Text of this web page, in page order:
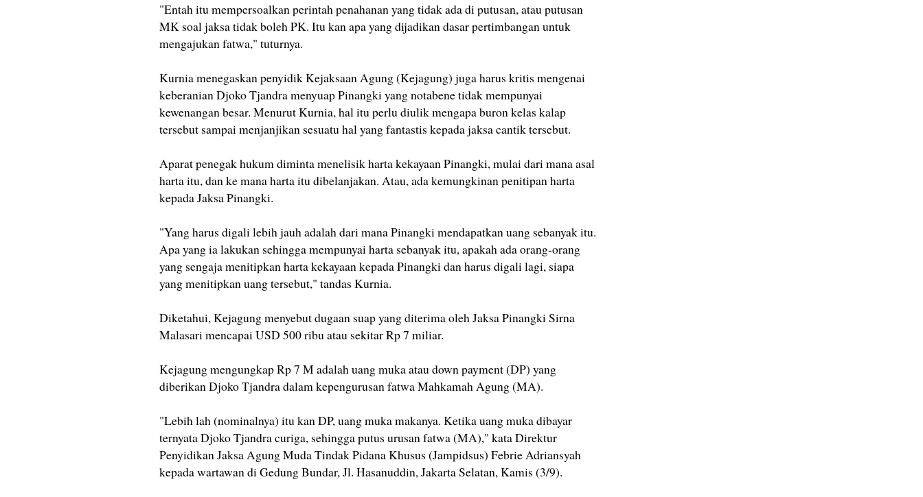
"Entah itu mempersoalkan perintah penahanan yang tidak ada di putusan, atau putusan
MK soal jaksa tidak boleh PK. Itu kan apa yang dijadikan dasar pertimbangan untuk
mengajukan fatwa," tuturnya.
Kurnia menegaskan penyidik Kejaksaan Agung (Kejagung) juga harus kritis mengenai
keberanian Djoko Tjandra menyuap Pinangki yang notabene tidak mempunyai
kewenangan besar. Menurut Kurnia, hal itu perlu diulik mengapa buron kelas kalap
tersebut sampai menjanjikan sesuatu hal yang fantastis kepada jaksa cantik tersebut.
Aparat penegak hukum diminta menelisik harta kekayaan Pinangki, mulai dari mana asal
harta itu, dan ke mana harta itu dibelanjakan. Atau, ada kemungkinan penitipan harta
kepada Jaksa Pinangki.
"Yang harus digali lebih jauh adalah dari mana Pinangki mendapatkan uang sebanyak itu.
Apa yang ia lakukan sehingga mempunyai harta sebanyak itu, apakah ada orang-orang
yang sengaja menitipkan harta kekayaan kepada Pinangki dan harus digali lagi, siapa
yang menitipkan uang tersebut," tandas Kurnia.
Diketahui, Kejagung menyebut dugaan suap yang diterima oleh Jaksa Pinangki Sirna
Malasari mencapai USD 500 ribu atau sekitar Rp 7 miliar.
Kejagung mengungkap Rp 7 M adalah uang muka atau down payment (DP) yang
diberikan Djoko Tjandra dalam kepengurusan fatwa Mahkamah Agung (MA).
"Lebih lah (nominalnya) itu kan DP, uang muka makanya. Ketika uang muka dibayar
ternyata Djoko Tjandra curiga, sehingga putus urusan fatwa (MA)," kata Direktur
Penyidikan Jaksa Agung Muda Tindak Pidana Khusus (Jampidsus) Febrie Adriansyah
kepada wartawan di Gedung Bundar, Jl. Hasanuddin, Jakarta Selatan, Kamis (3/9).